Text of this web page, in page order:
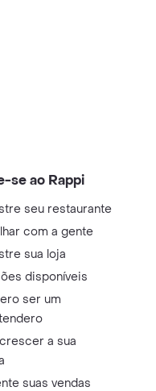
se ao Rappi
seu restaurante
com a gente
sua loja
disponíveis
ser um
a sua
suas vendas